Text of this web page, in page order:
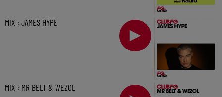
MIX : JAMES HYPE
MIX : MR BELT & WEZOL